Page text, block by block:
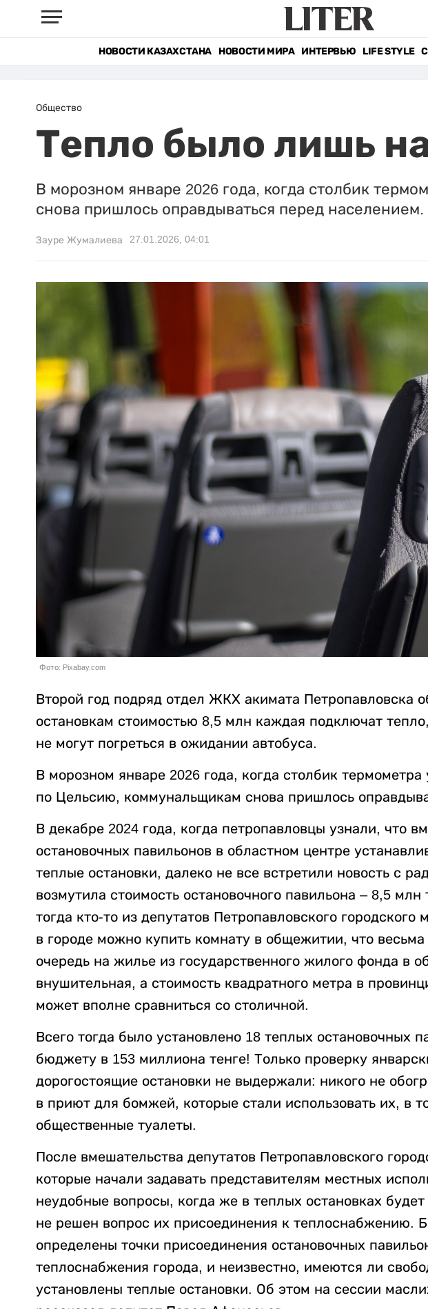
НОВОСТИ КАЗАХСТАНА НОВОСТИ МИРА ИНТЕРВЬЮ LIFE STYLE
Общество
Тепло было лишь
В морозном январе 2026 года, когда столбик
снова пришлось оправдываться перед населением.
Зауре Жумалиева 27.01.2026, 04:01
Фото: Pixabay.com
Второй год подряд отдел ЖКХ акимата Петропавловска
остановкам стоимостью 8,5 млн каждая подключат
не могут погреться в ожидании автобуса.
В морозном январе 2026 года, когда столбик
по Цельсию, коммунальщикам снова пришлось
В декабре 2024 года, когда петропавловцы узнали, что
остановочных павильонов в областном центре
теплые остановки, далеко не все встретили новость с
возмутила стоимость остановочного павильона – 8,5
тогда кто-то из депутатов Петропавловского городского
в городе можно купить комнату в общежитии, что
очередь на жилье из государственного жилого фонда в
внушительная, а стоимость квадратного метра в
может вполне сравниться со столичной.
Всего тогда было установлено 18 теплых остановочных
бюджету в 153 миллиона тенге! Только проверку
дорогостоящие остановки не выдержали: никого не
в приют для бомжей, которые стали использовать их, в
общественные туалеты.
После вмешательства депутатов Петропавловского
которые начали задавать представителям местных
неудобные вопросы, когда же в теплых остановках
не решен вопрос их присоединения к теплоснабжению.
определены точки присоединения остановочных
теплоснабжения города, и неизвестно, имеются ли
установлены теплые остановки. Об этом на сессии